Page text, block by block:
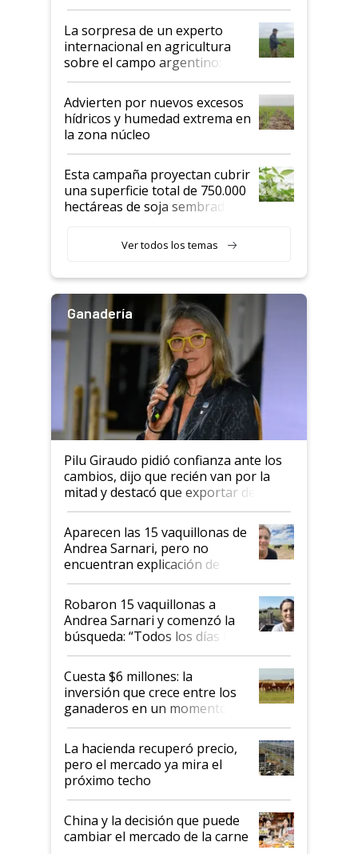
todas las tendencias
La sorpresa de un experto
internacional en agricultura
sobre el campo argentino:
"Estoy muy impresionado"
Advierten por nuevos excesos
hídricos y humedad extrema en
la zona núcleo
Esta campaña proyectan cubrir
una superficie total de 750.000
hectáreas de soja sembradas
variedades que marcan un
salto tecnológico en genética y
Ver todos los temas
Ganadería
Pilu Giraudo pidió confianza ante los
cambios, dijo que recién van por la
mitad y destacó que exportar dejó de
ser "para unos pocos": "Tenemos un
mandato muy claro del gobierno
nacional"
Aparecen las 15 vaquillonas de
Andrea Sarnari, pero no
encuentran explicación de
cómo llegaron allí
Robaron 15 vaquillonas a
Andrea Sarnari y comenzó la
búsqueda: “Todos los días le
toca a algún productor”
Cuesta $6 millones: la
inversión que crece entre los
ganaderos en un momento
histórico para la actividad
La hacienda recuperó precio,
pero el mercado ya mira el
próximo techo
China y la decisión que puede
cambiar el mercado de la carne